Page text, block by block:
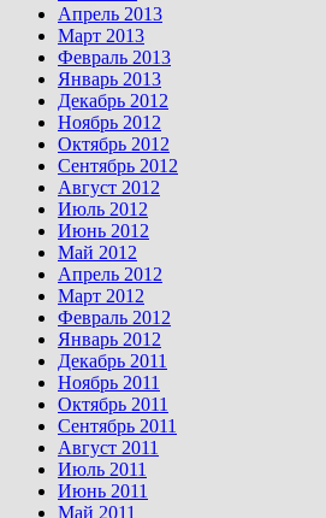
Апрель 2013
Март 2013
Февраль 2013
Январь 2013
Декабрь 2012
Ноябрь 2012
Октябрь 2012
Сентябрь 2012
Август 2012
Июль 2012
Июнь 2012
Май 2012
Апрель 2012
Март 2012
Февраль 2012
Январь 2012
Декабрь 2011
Ноябрь 2011
Октябрь 2011
Сентябрь 2011
Август 2011
Июль 2011
Июнь 2011
Май 2011